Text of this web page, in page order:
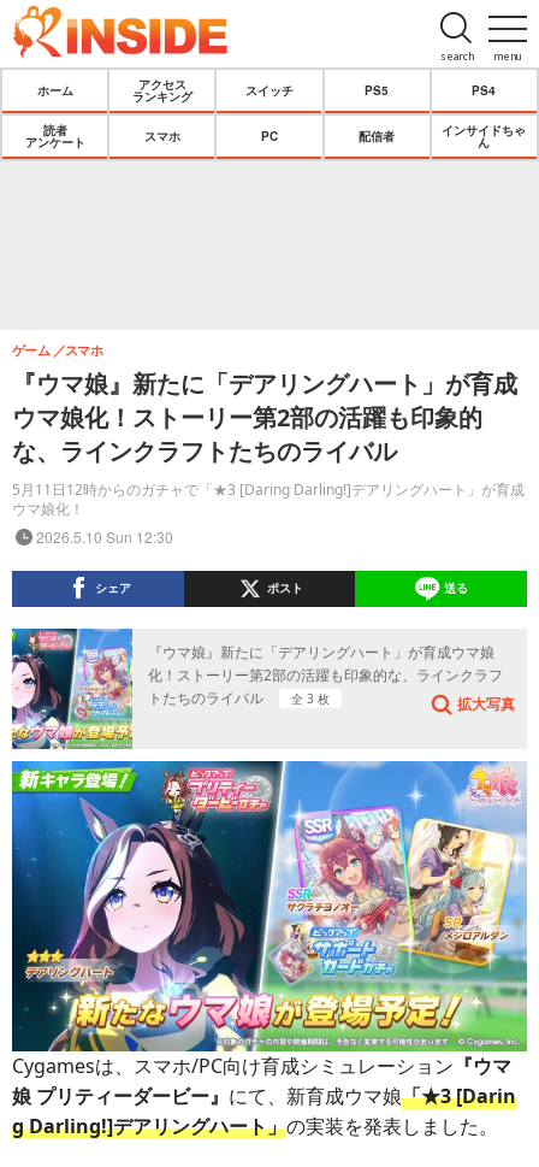
menu
search
ホーム
アクセス
ランキング
スイッチ PS5 PS4
読者
アンケート
スマホ PC 配信者
インサイドちゃ
ん
『ウマ娘』新たに「デアリングハート」が育成
ウマ娘化！ストーリー第2部の活躍も印象的
な、ラインクラフトたちのライバル
5月11日12時からのガチャで「★3 [Daring Darling!]デアリングハート」が育成
ウマ娘化！
ゲーム スマホ
2026.5.10 Sun 12:30
シェア ポスト 送る
『ウマ娘』新たに「デアリングハート」が育成ウマ娘
化！ストーリー第2部の活躍も印象的な、ラインクラフ
トたちのライバル
全 3 枚 拡大写真
Cygamesは、スマホ/PC向け育成シミュレーション 『ウマ
娘 プリティーダービー』 にて、新育成ウマ娘「★3 [Darin
g Darling!]デアリングハート」の実装を発表しました。